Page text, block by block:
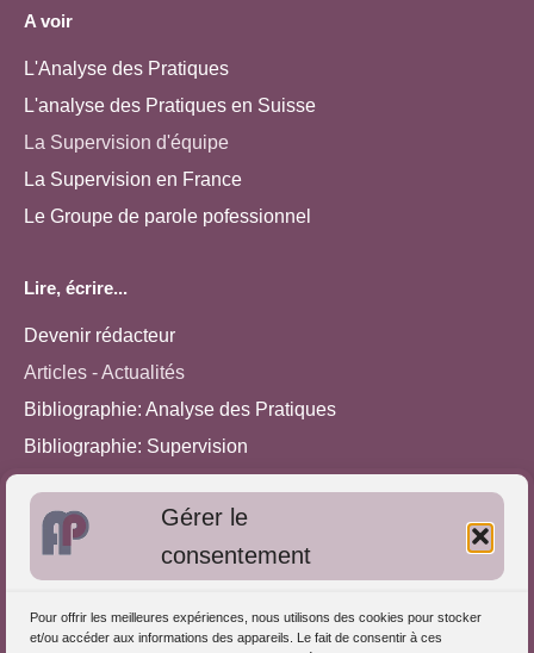
Gérer le
consentement
Pour offrir les meilleures expériences, nous utilisons des cookies pour stocker
et/ou accéder aux informations des appareils. Le fait de consentir à ces
A voir
L'Analyse des Pratiques
L'analyse des Pratiques en Suisse
La Supervision d'équipe
La Supervision en France
Le Groupe de parole pofessionnel
Lire, écrire...
Devenir rédacteur
Articles - Actualités
Bibliographie: Analyse des Pratiques
Bibliographie: Supervision
Approches de l'Analyse des pratiques
S'inscrire dans l'Annuaire